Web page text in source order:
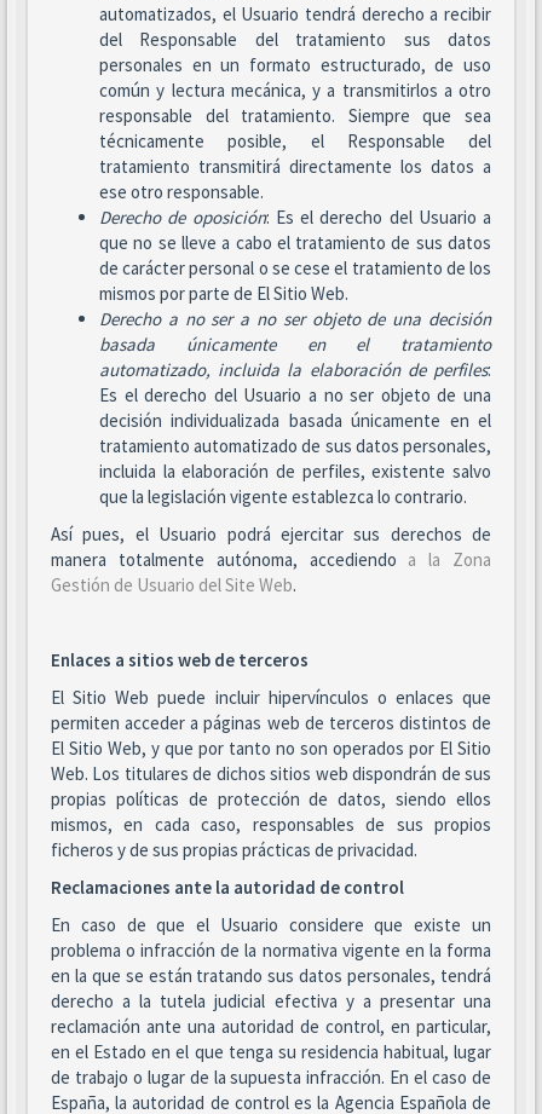
automatizados, el Usuario tendrá derecho a recibir
del Responsable del tratamiento sus datos
personales en un formato estructurado, de uso
común y lectura mecánica, y a transmitirlos a otro
responsable del tratamiento. Siempre que sea
técnicamente posible, el Responsable del
tratamiento transmitirá directamente los datos a
ese otro responsable.
Derecho de oposición: Es el derecho del Usuario a
que no se lleve a cabo el tratamiento de sus datos
de carácter personal o se cese el tratamiento de los
mismos por parte de El Sitio Web.
Derecho a no ser a no ser objeto de una decisión
basada únicamente en el tratamiento
automatizado, incluida la elaboración de perfiles:
Es el derecho del Usuario a no ser objeto de una
decisión individualizada basada únicamente en el
tratamiento automatizado de sus datos personales,
incluida la elaboración de perfiles, existente salvo
que la legislación vigente establezca lo contrario.
Así pues, el Usuario podrá ejercitar sus derechos de
manera totalmente autónoma, accediendo a la Zona
Gestión de Usuario del Site Web.
Enlaces a sitios web de terceros
El Sitio Web puede incluir hipervínculos o enlaces que
permiten acceder a páginas web de terceros distintos de
El Sitio Web, y que por tanto no son operados por El Sitio
Web. Los titulares de dichos sitios web dispondrán de sus
propias políticas de protección de datos, siendo ellos
mismos, en cada caso, responsables de sus propios
ficheros y de sus propias prácticas de privacidad.
Reclamaciones ante la autoridad de control
En caso de que el Usuario considere que existe un
problema o infracción de la normativa vigente en la forma
en la que se están tratando sus datos personales, tendrá
derecho a la tutela judicial efectiva y a presentar una
reclamación ante una autoridad de control, en particular,
en el Estado en el que tenga su residencia habitual, lugar
de trabajo o lugar de la supuesta infracción. En el caso de
España, la autoridad de control es la Agencia Española de